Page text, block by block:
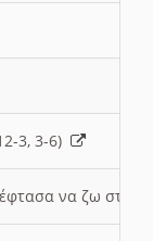
3, 3-6)
να ζω στην